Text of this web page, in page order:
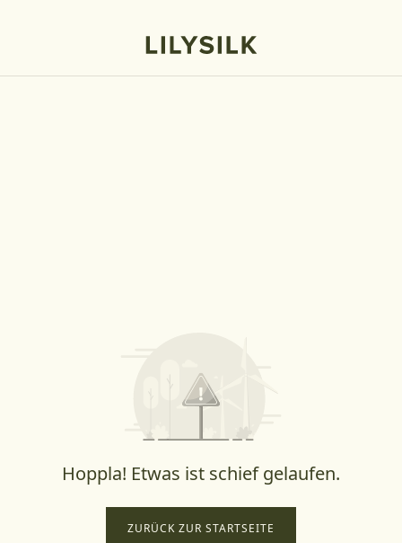
Hoppla! Etwas ist schief gelaufen.
ZURÜCK ZUR STARTSEITE